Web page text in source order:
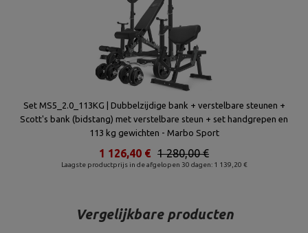
Set MS5_2.0_113KG | Dubbelzijdige bank + verstelbare steunen +
Scott's bank (bidstang) met verstelbare steun + set handgrepen en
113 kg gewichten - Marbo Sport
Laagste productprijs in de afgelopen 30 dagen: 1 139,20 €
1 280,00 €
1 126,40 €
Vergelijkbare producten